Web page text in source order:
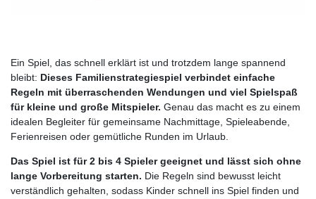
Ein Spiel, das schnell erklärt ist und trotzdem lange spannend
bleibt: Dieses Familienstrategiespiel verbindet einfache
Regeln mit überraschenden Wendungen und viel Spielspaß
für kleine und große Mitspieler. Genau das macht es zu einem
idealen Begleiter für gemeinsame Nachmittage, Spieleabende,
Ferienreisen oder gemütliche Runden im Urlaub.
Das Spiel ist für 2 bis 4 Spieler geeignet und lässt sich ohne
lange Vorbereitung starten. Die Regeln sind bewusst leicht
verständlich gehalten, sodass Kinder schnell ins Spiel finden und